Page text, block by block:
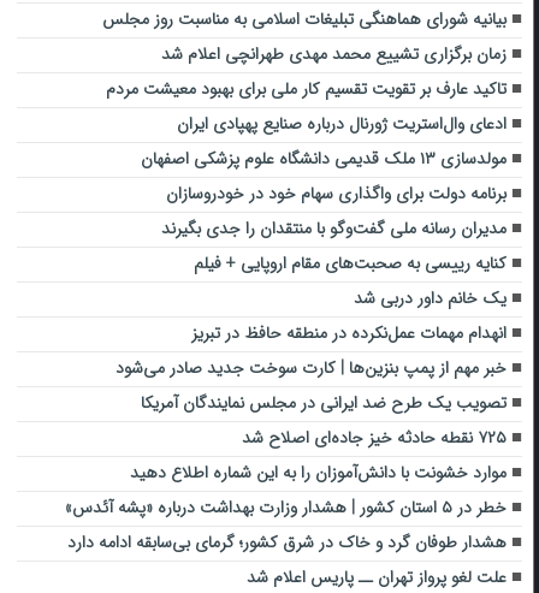
بیانیه شورای هماهنگی تبلیغات اسلامی به مناسبت روز مجلس
زمان برگزاری تشییع محمد مهدی طهرانچی اعلام شد
تاکید عارف بر تقویت تقسیم کار ملی برای بهبود معیشت مردم
ادعای وال‌استریت ژورنال درباره صنایع پهپادی ایران
مولدسازی ۱۳ ملک قدیمی دانشگاه علوم پزشکی اصفهان
برنامه دولت برای واگذاری سهام خود در خودروسازان
مدیران رسانه ملی‌ گفت‌وگو با منتقدان را جدی بگیرند
کنایه رییسی به صحبت‌های مقام اروپایی + فیلم
یک خانم داور دربی شد
انهدام مهمات عمل‌نکرده در منطقه حافظ در تبریز
خبر مهم از پمپ بنزین‌ها | کارت سوخت جدید صادر می‌شود
تصویب یک طرح ضد ایرانی در مجلس نمایندگان آمریکا
۷۲۵ نقطه حادثه خیز جاده‌ای اصلاح شد
موارد خشونت با دانش‌آموزان را به این شماره اطلاع دهید
خطر در ۵ استان کشور | هشدار وزارت بهداشت درباره «پشه آئدس»
هشدار طوفان گرد و خاک در شرق کشور؛ گرمای بی‌سابقه ادامه دارد
علت لغو پرواز تهران ــ پاریس اعلام شد